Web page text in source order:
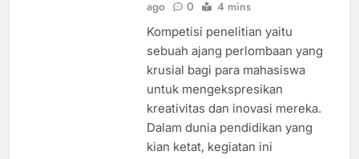
ago 0 4 mins
Kompetisi penelitian yaitu
sebuah ajang perlombaan yang
krusial bagi para mahasiswa
untuk mengekspresikan
kreativitas dan inovasi mereka.
Dalam dunia pendidikan yang
kian ketat, kegiatan ini